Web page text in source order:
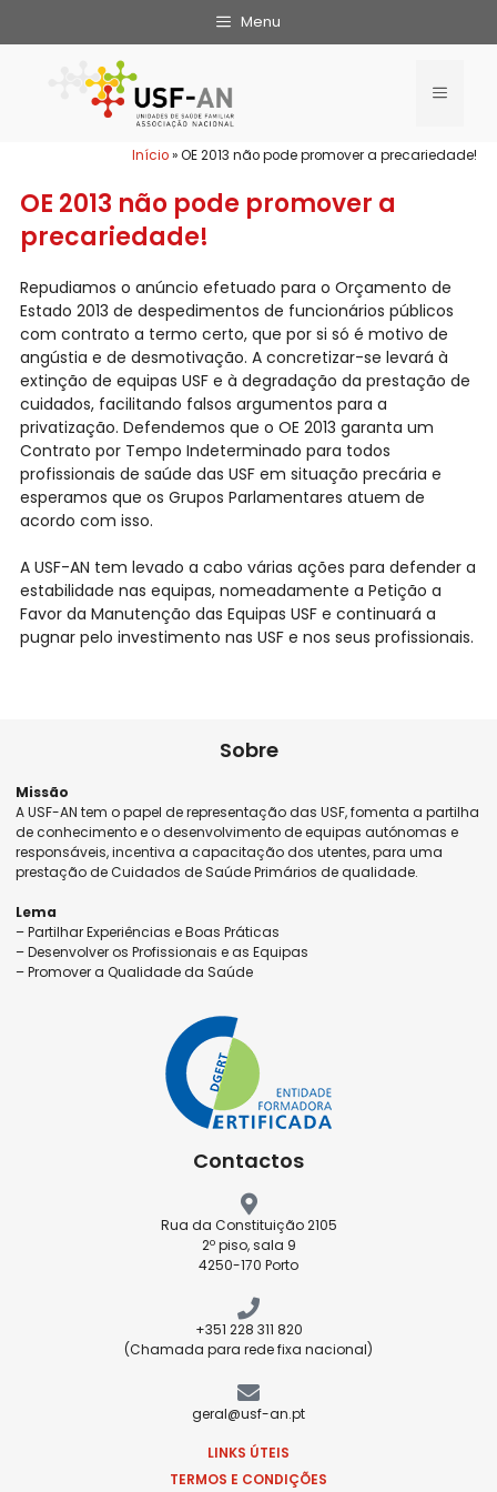
Menu
Início»OE 2013 não pode promover a precariedade!
OE 2013 não pode promover a
precariedade!
Repudiamos o anúncio efetuado para o Orçamento de
Estado 2013 de despedimentos de funcionários públicos
com contrato a termo certo, que por si só é motivo de
angústia e de desmotivação. A concretizar-se levará à
extinção de equipas USF e à degradação da prestação de
cuidados, facilitando falsos argumentos para a
privatização. Defendemos que o OE 2013 garanta um
Contrato por Tempo Indeterminado para todos
profissionais de saúde das USF em situação precária e
esperamos que os Grupos Parlamentares atuem de
acordo com isso.
A USF-AN tem levado a cabo várias ações para defender a
estabilidade nas equipas, nomeadamente a Petição a
Favor da Manutenção das Equipas USF e continuará a
pugnar pelo investimento nas USF e nos seus profissionais.
Sobre
Missão
A USF-AN tem o papel de representação das USF, fomenta a partilha
de conhecimento e o desenvolvimento de equipas autónomas e
responsáveis, incentiva a capacitação dos utentes, para uma
prestação de Cuidados de Saúde Primários de qualidade.
Lema
– Partilhar Experiências e Boas Práticas
– Desenvolver os Profissionais e as Equipas
– Promover a Qualidade da Saúde
Contactos
Rua da Constituição 2105
2º piso, sala 9
4250-170 Porto
+351 228 311 820
(Chamada para rede fixa nacional)
geral@usf-an.pt
LINKS ÚTEIS
TERMOS E CONDIÇÕES